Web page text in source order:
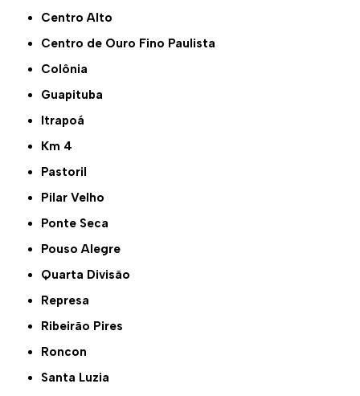
Centro Alto
Centro de Ouro Fino Paulista
Colônia
Guapituba
Itrapoá
Km 4
Pastoril
Pilar Velho
Ponte Seca
Pouso Alegre
Quarta Divisão
Represa
Ribeirão Pires
Roncon
Santa Luzia